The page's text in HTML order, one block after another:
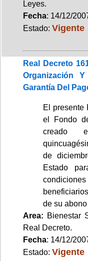
Leyes.
Fecha: 14/12/
Estado: Vigente
Real Decreto
Organización
Garantía Del
El presente
el Fondo
creado
de
Estado
de su
Area:
Real Decreto.
Fecha: 14/12/
Estado: Vigente